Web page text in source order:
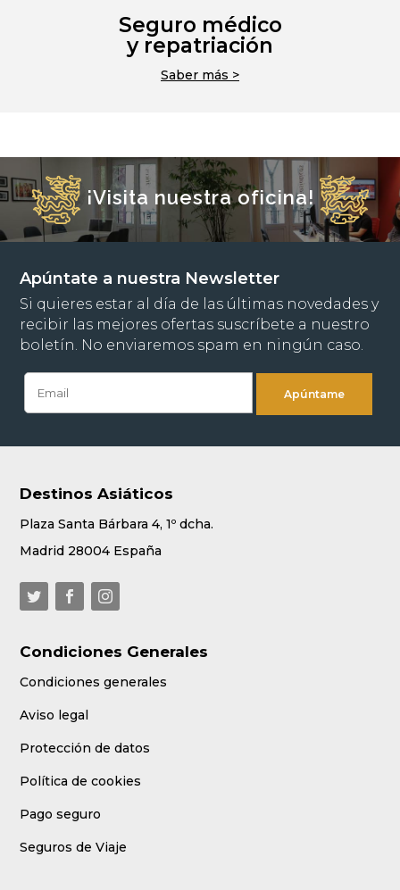
Seguro médico
y repatriación
Saber más >
¡Visita nuestra oficina!
Apúntate a nuestra Newsletter
Si quieres estar al día de las últimas novedades y
recibir las mejores ofertas suscríbete a nuestro
boletín. No enviaremos spam en ningún caso.
Destinos Asiáticos
Plaza Santa Bárbara 4, 1º dcha.
Madrid 28004 España
Condiciones Generales
Condiciones generales
Aviso legal
Protección de datos
Política de cookies
Pago seguro
Seguros de Viaje